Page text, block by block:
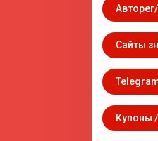
Сайты
Купоны